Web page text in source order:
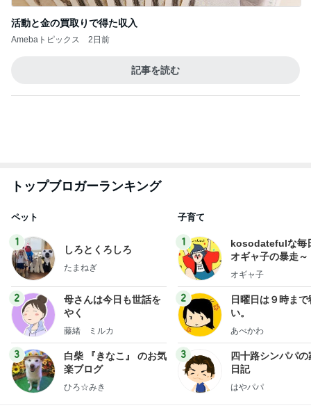
活動と金の買取りで得た収入
Amebaトピックス 2日前
記事を読む
トップブロガーランキング
ペット
1
しろとくろしろ
たまねぎ
2
母さんは今日も世話を
やく
藤緒 ミルカ
3
白柴 『きなこ』 のお気
楽ブログ
ひろ☆みき
子育て
1
kosodatefulな毎
オギャ子の暴走～
オギャ子
2
日曜日は９時まで
い。
あべかわ
3
四十路シンパパの
日記
はやパパ